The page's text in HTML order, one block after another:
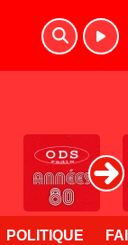
POLITIQUE